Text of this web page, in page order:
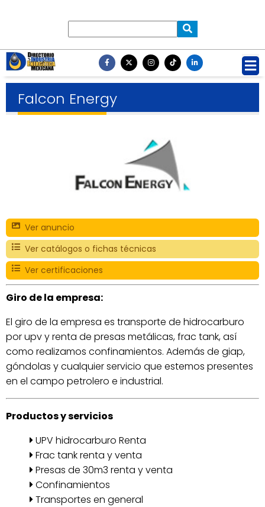
Falcon Energy
Ver anuncio
Ver catálogos o fichas técnicas
Ver certificaciones
Giro de la empresa:
El giro de la empresa es transporte de hidrocarburo
por upv y renta de presas metálicas, frac tank, así
como realizamos confinamientos. Además de giap,
góndolas y cualquier servicio que estemos presentes
en el campo petrolero e industrial.
Productos y servicios
UPV hidrocarburo Renta
Frac tank renta y venta
Presas de 30m3 renta y venta
Confinamientos
Transportes en general